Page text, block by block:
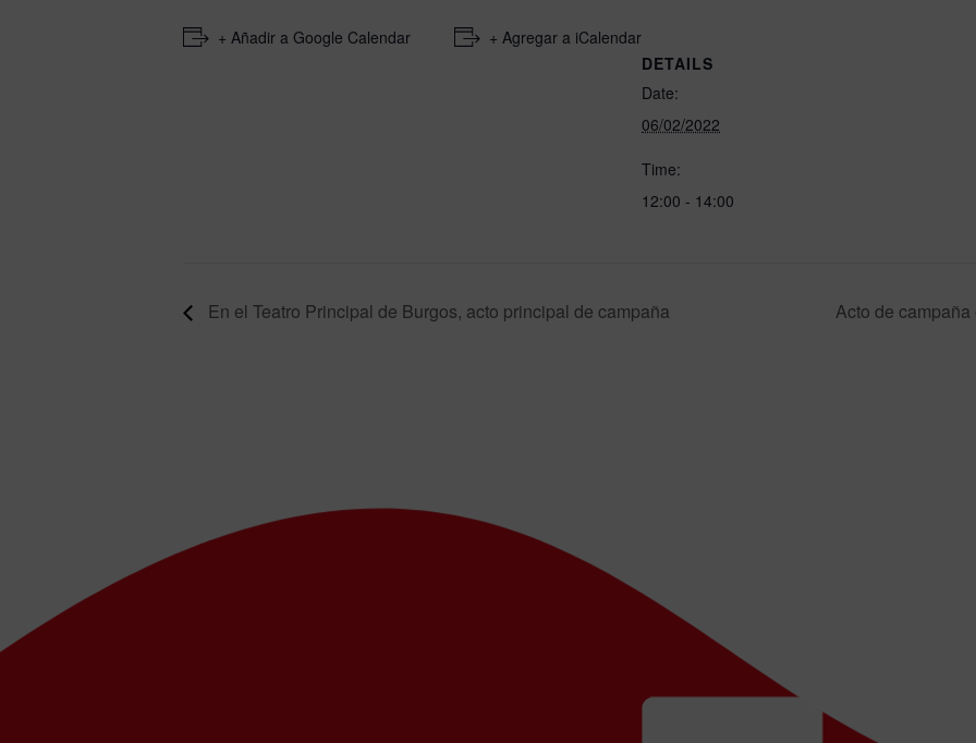
+ Añadir a Google Calendar
+ Agregar a iCalendar
DETAILS
Date:
06/02/2022
Time:
12:00 - 14:00
En el Teatro Principal de Burgos, acto principal de campaña Acto de